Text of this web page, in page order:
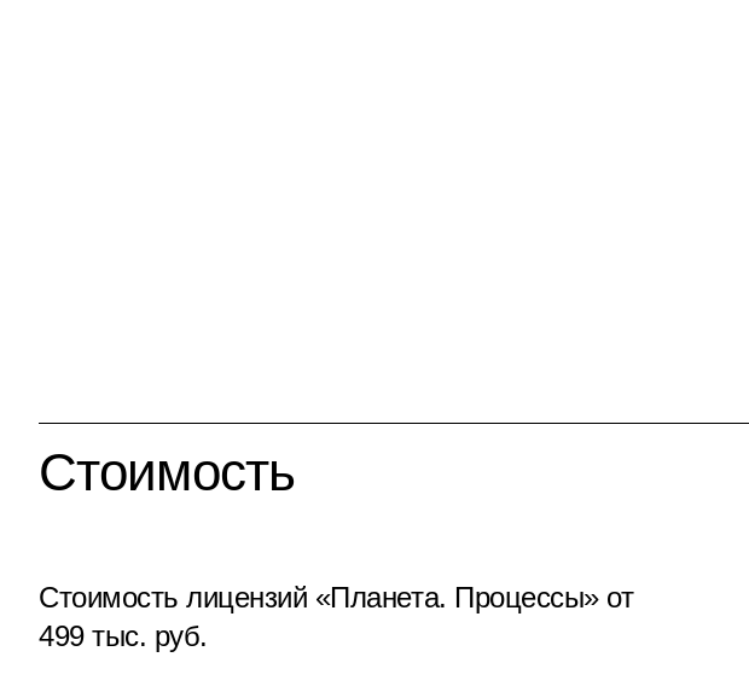
Стоимость
Стоимость лицензий «Планета. Процессы» от
499 тыс. руб.